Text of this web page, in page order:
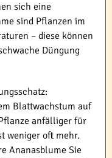
sich eine
sind Pflanzen im
– diese können
Düngung
Blattwachstum auf
anfälliger für
weniger oft mehr.
Ananasblume Sie